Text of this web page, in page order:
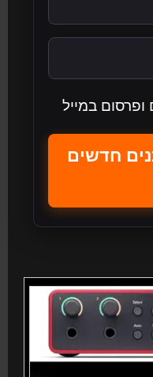
במייל
חדשים